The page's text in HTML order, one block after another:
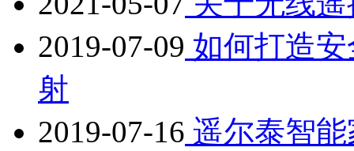
2019-07-09 如何打造
射
2019-07-16 遥尔泰智